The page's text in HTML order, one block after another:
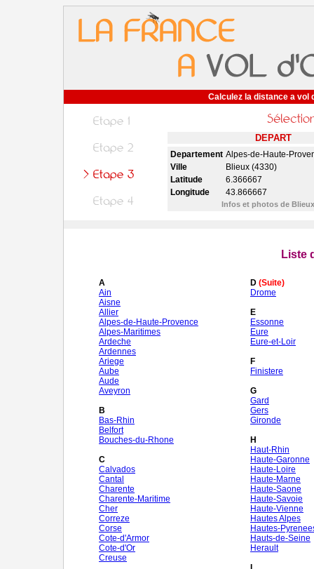
Calculez la distance a vol
DEPART
Departement Alpes-de-Haute-
Ville
Blieux (4330)
Latitude
6.366667
Longitude
43.866667
Infos et photos de
Liste
A
Ain
Aisne
Allier
Alpes-de-Haute-Provence
Alpes-Maritimes
Ardeche
Ardennes
Ariege
Aube
Aude
Aveyron
B
Bas-Rhin
Belfort
Bouches-du-Rhone
C
Calvados
Cantal
Charente
Charente-Maritime
Cher
Correze
Corse
Cote-d'Armor
Cote-d'Or
Creuse
D (Suite)
Drome
E
Essonne
Eure
Eure-et-Loir
F
Finistere
G
Gard
Gers
Gironde
H
Haut-Rhin
Haute-Garonne
Haute-Loire
Haute-Marne
Haute-Saone
Haute-Savoie
Haute-Vienne
Hautes Alpes
Hautes-
Hauts-de-Seine
Herault